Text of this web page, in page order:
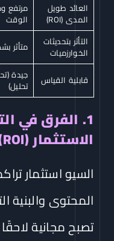
العائد طويل
المدى (ROI)
مرتفع
الوقت
التأثر بتحديثات
الخوارزميات متأثر
قابلية القياس جيدة
تحليل)
1. الفرق في
الاستثمار (ROI)
السيو استثمار
المحتوى والبنية
تصبح مجانية لاحقًا